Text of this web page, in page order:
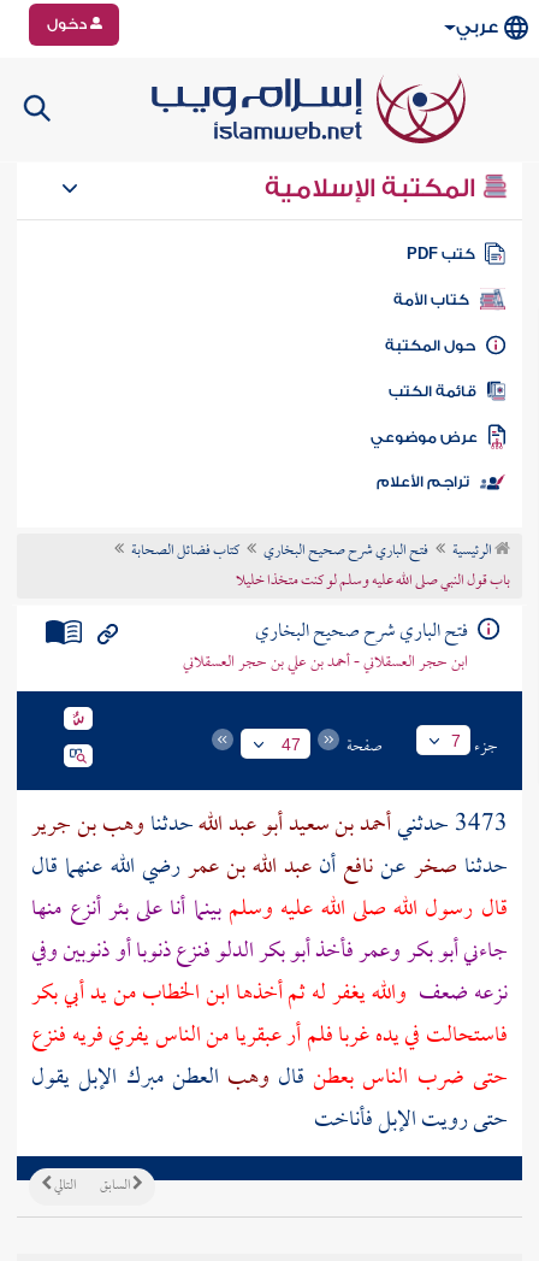
عربي دخول
المكتبة الإسلامية
كتب PDF
كتاب الأمة
المكتبة
الكتب
موضوعي
تراجم الأعلام
الرئيسية فتح الباري شرح صحيح البخاري
كتاب فضائل الصحابة
باب قول النبي صلى الله عليه وسلم لو كنت متخذا خليلا
فتح الباري شرح صحيح البخاري
ابن حجر العسقلاني - أحمد بن علي بن حجر العسقلاني
جزء 7 صفحة 47
3473 حدثني أحمد بن سعيد أبو عبد اللهحدثناوهب بن جرير
حدثنا صخرعننافعأنعبد الله بن عمررضي الله عنهما قال
قال رسول الله صلى الله عليه وسلمبينما أنا على بئر أنزع منها
جاءنيأبو بكروعمرفأخذأبو بكرالدلو فنزع ذنوبا أو ذنوبين وفي
نزعه ضعف والله يغفر له ثم أخذهاابن الخطابمن يدأبي بكر
فاستحالت في يده غربا فلم أر عبقريا من الناس يفري فريه فنزع
حتى ضرب الناس بعطن قال وهب العطن مبرك الإبل يقول
حتى رويت الإبل فأناخت
التالي السابق